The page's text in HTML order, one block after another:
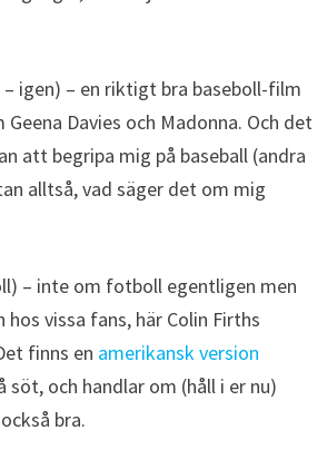
– igen) – en riktigt bra baseboll-film
Davies och Madonna. Och det
att begripa mig på baseball (andra
alltså, vad säger det om mig
– inte om fotboll egentligen men
vissa fans, här Colin Firths
finns en amerikansk version
söt, och handlar om (håll i er nu)
bra.